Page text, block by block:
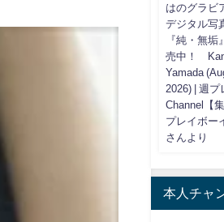
はのグラ
デジタル写
『純・無垢
売中！
Yamada
2026) | 週プ
Channel【
プレイボー
さんより
本人チャ